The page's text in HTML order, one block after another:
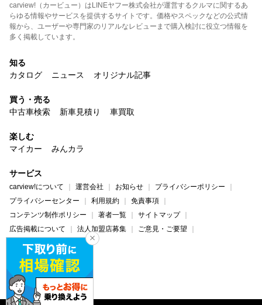
carview!（カービュー）はLINEヤフー株式会社が運営するクルマに関するあ
らゆる情報やサービスを提供するサイトです。価格やスペックなどの公式情
報から、ユーザーや専門家のリアルなレビューまで購入検討に役立つ情報を
多く掲載しています。
知る
カタログ
ニュース オリジナル記事
買う・売る
中古車検索
新車見積り 車買取
楽しむ
マイカー
みんカラ
サービス
carview!について 運営会社 お知らせ
プライバシーポリシー
プライバシーセンター
利用規約
免責事項
コンテンツ制作ポリシー
著者一覧
サイトマップ
広告掲載について
法人加盟店募集
ご意見・ご要望
ヘルプ・お問い合わせ
carview! Yahoo! JAPAN